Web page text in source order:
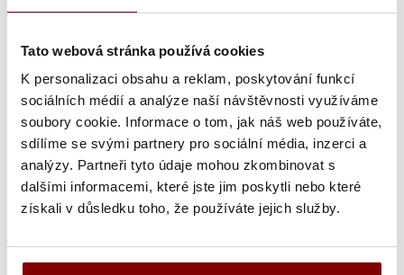
Tato webová stránka používá cookies
K personalizaci obsahu a reklam, poskytování funkcí
sociálních médií a analýze naší návštěvnosti využíváme
soubory cookie. Informace o tom, jak náš web používáte,
sdílíme se svými partnery pro sociální média, inzerci a
analýzy. Partneři tyto údaje mohou zkombinovat s
dalšími informacemi, které jste jim poskytli nebo které
získali v důsledku toho, že používáte jejich služby.